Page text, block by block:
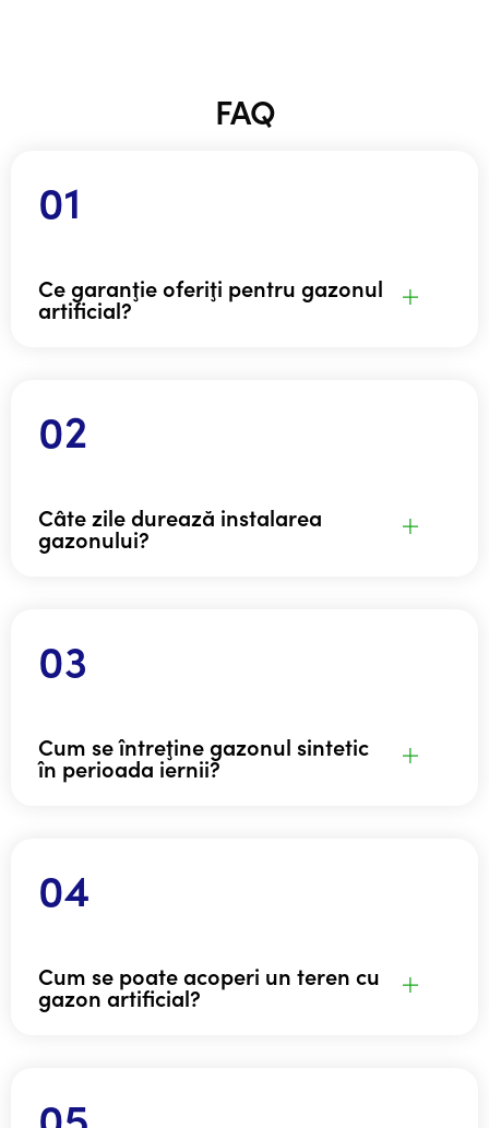
FAQ
Ce garanţie oferiţi pentru gazonul
artificial?
Câte zile durează instalarea
gazonului?
Cum se întreţine gazonul sintetic
în perioada iernii?
Cum se poate acoperi un teren cu
gazon artificial?